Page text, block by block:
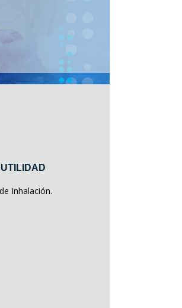
Inhalación.